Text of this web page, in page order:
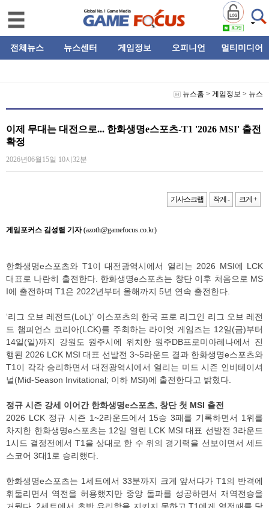
전체뉴스 뉴스센터 게임정보 오피니언 멀티미디어
뉴스홈 > 게임정보 > 뉴스
이제 무대는 대전으로... 한화생명e스포츠-T1 '2026 MSI' 출전
확정
2026년06월15일 10시32분
기사스크랩 작게 - 크게 +
게임포커스 김성렬 기자(azoth@gamefocus.co.kr)
한화생명e스포츠와 T1이 대전광역시에서 열리는 2026 MSI에 LCK
대표로 나란히 출전한다. 한화생명e스포츠는 창단 이후 처음으로 MS
I에 출전하며 T1은 2022년부터 올해까지 5년 연속 출전한다.
‘리그 오브 레전드(LoL)’ 이스포츠의 한국 프로 리그인 리그 오브 레전
드 챔피언스 코리아(LCK)를 주최하는 라이엇 게임즈는 12일(금)부터
14일(일)까지 강원도 원주시에 위치한 원주DB프로미아레나에서 진
행된 2026 LCK MSI 대표 선발전 3~5라운드 결과 한화생명e스포츠와
T1이 각각 승리하면서 대전광역시에서 열리는 미드 시즌 인비테이셔
널(Mid-Season Invitational; 이하 MSI)에 출전한다고 밝혔다.
정규 시즌 강세 이어간 한화생명e스포츠, 창단 첫 MSI 출전
2026 LCK 정규 시즌 1~2라운드에서 15승 3패를 기록하면서 1위를
차지한 한화생명e스포츠는 12일 열린 LCK MSI 대표 선발전 3라운드
1시드 결정전에서 T1을 상대로 한 수 위의 경기력을 선보이면서 세트
스코어 3대1로 승리했다.
한화생명e스포츠는 1세트에서 33분까지 크게 앞서다가 T1의 반격에
휘둘리면서 역전을 허용했지만 중앙 돌파를 성공하면서 재역전승을